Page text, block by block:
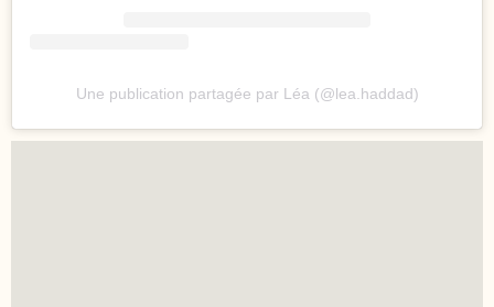
Une publication partagée par Léa (@lea.haddad)